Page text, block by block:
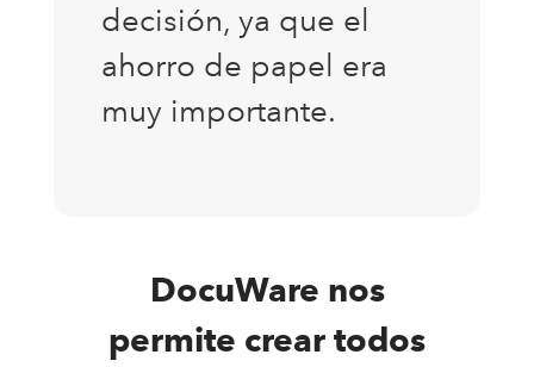
decisión, ya que el
ahorro de papel era
muy importante.
DocuWare nos
permite crear todos